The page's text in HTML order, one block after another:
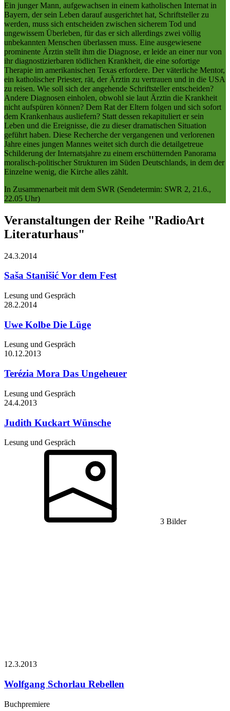
Ein junger Mann, aufgewachsen in einem katholischen Internat in
Bayern, der sein Leben darauf ausgerichtet hat, Schriftsteller zu
werden, muss sich entscheiden zwischen sicherem Tod und
ungewissem Überleben, für das er sich allerdings zwei völlig
unbekannten Menschen überlassen muss. Eine ausgewiesene
prominente Ärztin stellt ihm die Diagnose, er leide an einer nur von
ihr diagnostizierbaren tödlichen Krankheit, die eine sofortige
Therapie im amerikanischen Texas erfordere. Der väterliche Mentor,
ein katholischer Priester, rät, der Ärztin zu vertrauen und in die USA
zu reisen. Wie soll sich der angehende Schriftsteller entscheiden?
Andere Diagnosen einholen, obwohl sie laut Ärztin die Krankheit
nicht aufspüren können? Dem Rat der Eltern folgen und sich sofort
dem Krankenhaus ausliefern? Statt dessen rekapituliert er sein
Leben und die Ereignisse, die zu dieser dramatischen Situation
geführt haben. Diese Recherche der vergangenen und verlorenen
Jahre eines jungen Mannes weitet sich durch die detailgetreue
Schilderung der Internatsjahre zu einem erschütternden Panorama
moralisch-politischer Strukturen im Süden Deutschlands, in dem der
Einzelne wenig, die Kirche alles zählt.
In Zusammenarbeit mit dem SWR (Sendetermin: SWR 2, 21.6.,
22.05 Uhr)
Veranstaltungen der Reihe "RadioArt
Literaturhaus"
24.3.2014
Saša Stanišić Vor dem Fest
Lesung und Gespräch
28.2.2014
Uwe Kolbe Die Lüge
Lesung und Gespräch
10.12.2013
Terézia Mora Das Ungeheuer
Lesung und Gespräch
24.4.2013
Judith Kuckart Wünsche
Lesung und Gespräch
3 Bilder
12.3.2013
Wolfgang Schorlau Rebellen
Buchpremiere